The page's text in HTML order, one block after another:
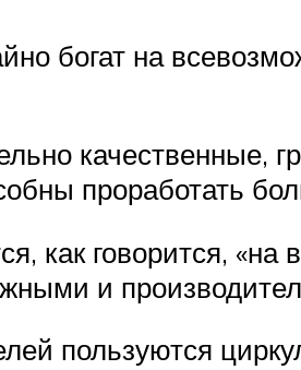
богат на
качественные,
проработать
как говорится, «на
и
пользуются